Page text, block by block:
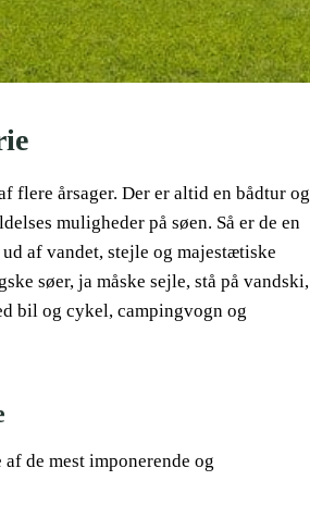
flere årsager. Der er altid en bådtur og
muligheder på søen. Så er de en
af vandet, stejle og majestætiske
søer, ja måske sejle, stå på vandski,
bil og cykel, campingvogn og
de mest imponerende og